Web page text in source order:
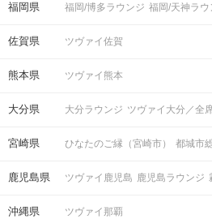
福岡県 福岡/博多ラウンジ 福岡/天神ラウ
佐賀県 ツヴァイ佐賀
熊本県 ツヴァイ熊本
大分県 大分ラウンジ ツヴァイ大分／全
宮崎県 ひなたのご縁（宮崎市） 都城市
鹿児島県 ツヴァイ鹿児島 鹿児島ラウンジ
沖縄県 ツヴァイ那覇